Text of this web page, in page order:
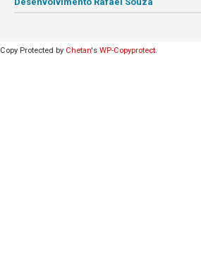
Copy Protected by Chetan's WP-Copyprotect.